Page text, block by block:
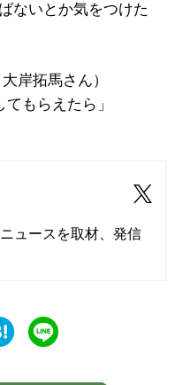
ないとか気をつけた
岸拓馬さん）
もらえたら」
ュースを取材、発信